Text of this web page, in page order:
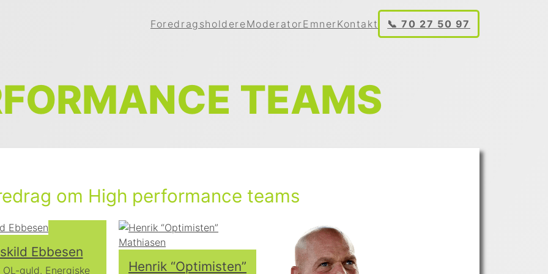
ForedragsholdereModeratorEmnerKontakt 📞 70 27 50 97
TEAMS
om High performance teams
Ebbesen
OL-guld. Energiske
Henrik “Optimisten”